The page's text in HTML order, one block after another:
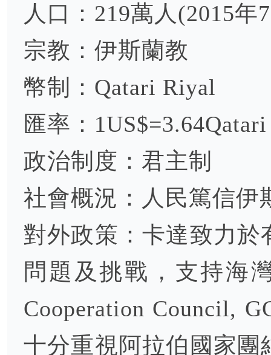
人口：219萬人(2015年
宗教：伊斯蘭教
幣制：Qatari Riyal
匯率：
政治制度：君主制
社會概況：人民篤信伊
對外政策：卡達致力
問題及挑戰，支持海
Cooperation Council,
十分重視阿拉伯國家